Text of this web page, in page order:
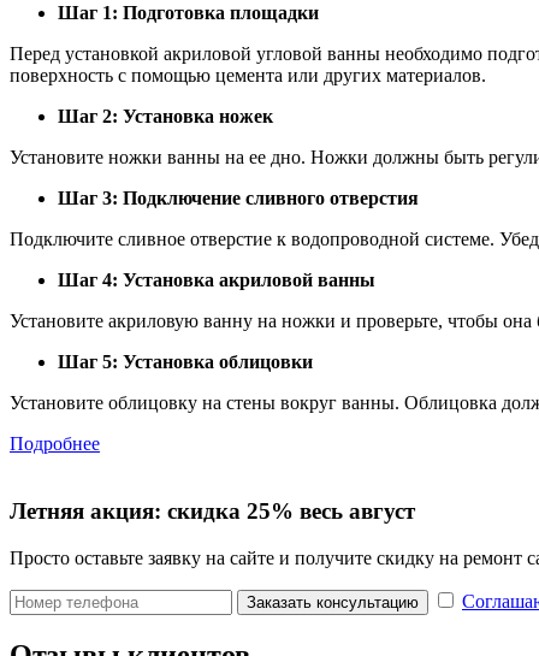
Шаг 1: Подготовка площадки
Перед установкой акриловой угловой ванны необходимо
поверхность с помощью цемента или других материалов.
Шаг 2: Установка ножек
Установите ножки ванны на ее дно. Ножки должны быть
Шаг 3: Подключение сливного отверстия
Подключите сливное отверстие к водопроводной системе.
Шаг 4: Установка акриловой ванны
Установите акриловую ванну на ножки и проверьте, чтобы
Шаг 5: Установка облицовки
Установите облицовку на стены вокруг ванны. Облицовка
Подробнее
Летняя акция: скидка 25% весь август
Просто оставьте заявку на сайте и получите скидку на
Заказать консультацию